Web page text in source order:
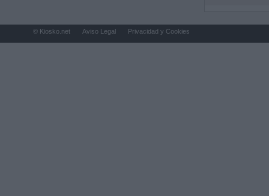
© Kiosko.net Aviso Legal Privacidad y Cookies